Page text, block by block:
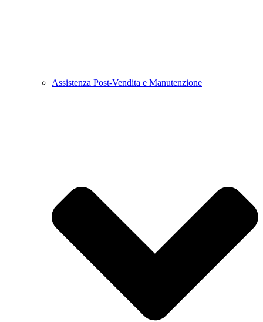
Assistenza Post-Vendita e Manutenzione